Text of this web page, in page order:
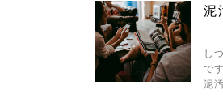
泥
し
で
泥